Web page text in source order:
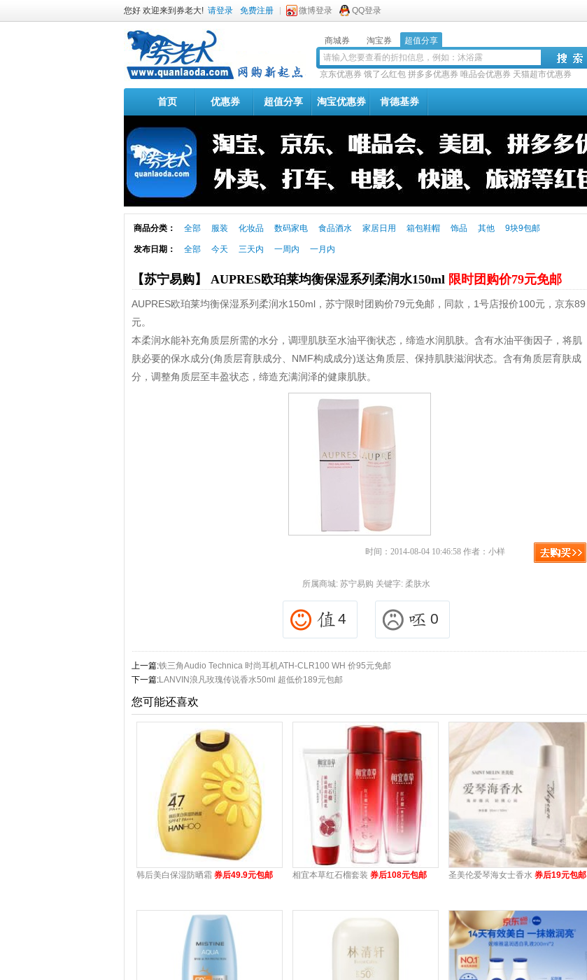
您好 欢迎来到券老大! 请登录 免费注册 微博登录 QQ登录
商城券 淘宝券 超值分享
京东优惠券 饿了么红包 拼多多优惠券 唯品会优惠券 天猫超市优惠券
首页 优惠券 超值分享 淘宝优惠券 肯德基券
商品分类： 全部 服装 化妆品 数码家电 食品酒水 家居日用 箱包鞋帽 饰品 其他 9块9包邮
发布日期： 全部 今天 三天内 一周内 一月内
【苏宁易购】 AUPRES欧珀莱均衡保湿系列柔润水150ml 限时团购价79元免邮
AUPRES欧珀莱均衡保湿系列柔润水150ml，苏宁限时团购价79元免邮，同款，1号店报价100元，京东89
元。
本柔润水能补充角质层所需的水分，调理肌肤至水油平衡状态，缔造水润肌肤。含有水油平衡因子，将肌
肤必要的保水成分(角质层育肤成分、NMF构成成分)送达角质层、保持肌肤滋润状态。含有角质层育肤成
分，调整角质层至丰盈状态，缔造充满润泽的健康肌肤。
时间：2014-08-04 10:46:58 作者：小样
所属商城: 苏宁易购 关键字: 柔肤水
4 0
上一篇:铁三角Audio Technica 时尚耳机ATH-CLR100 WH 价95元免邮
下一篇:LANVIN浪凡玫瑰传说香水50ml 超低价189元包邮
您可能还喜欢
韩后美白保湿防晒霜 券后49.9元包邮 相宜本草红石榴套装 券后108元包邮 圣美伦爱琴海女士香水 券后19元包邮